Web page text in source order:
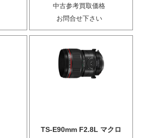
中古参考買取価格
お問合せ下さい
TS-E90mm F2.8L マクロ